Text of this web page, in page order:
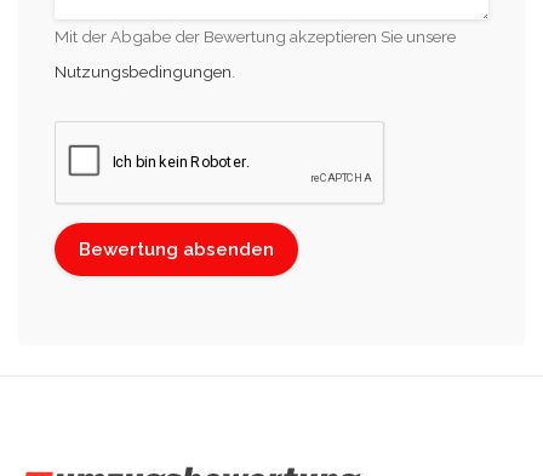
Mit der Abgabe der Bewertung akzeptieren Sie unsere
Nutzungsbedingungen